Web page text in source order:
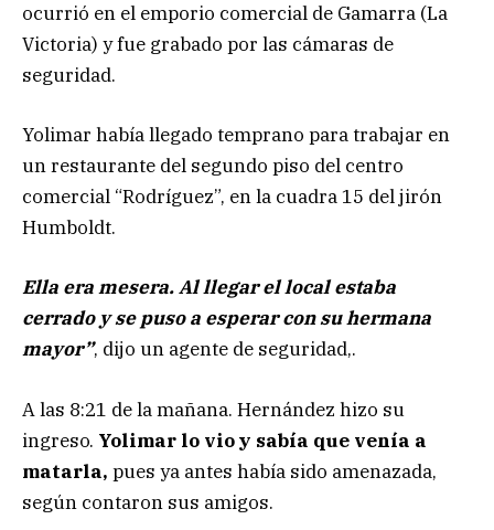
ocurrió en el emporio comercial de Gamarra (La
Victoria) y fue grabado por las cámaras de
seguridad.
Yolimar había llegado temprano para trabajar en
un restaurante del segundo piso del centro
comercial “Rodríguez”, en la cuadra 15 del jirón
Humboldt.
Ella era mesera. Al llegar el local estaba
cerrado y se puso a esperar con su hermana
mayor”, dijo un agente de seguridad,.
A las 8:21 de la mañana. Hernández hizo su
ingreso. Yolimar lo vio y sabía que venía a
matarla, pues ya antes había sido amenazada,
según contaron sus amigos.